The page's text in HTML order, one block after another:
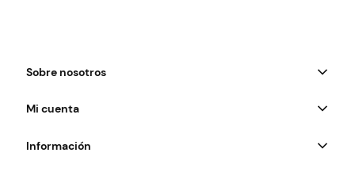
Sobre nosotros
Mi cuenta
Información